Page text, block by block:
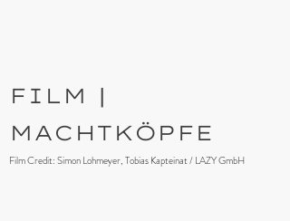
FILM |
MACHTKÖPFE
Film Credit: Simon Lohmeyer, Tobias Kapteinat / LAZY GmbH